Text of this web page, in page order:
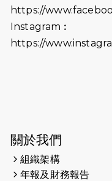
2026-06-18
猛龍
2026-06-11
猛龍
2026-05-22
https://
Instagram︰
https://
關於我們
組織架構
年報及財務報告